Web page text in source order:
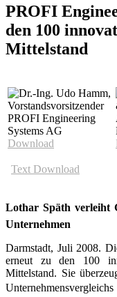
PROFI
den 100
Mittelstand
Download
Text Download
Lothar Späth verleiht
Unternehmen
Darmstadt, Juli 2008.
erneut zu den 100
Mittelstand. Sie